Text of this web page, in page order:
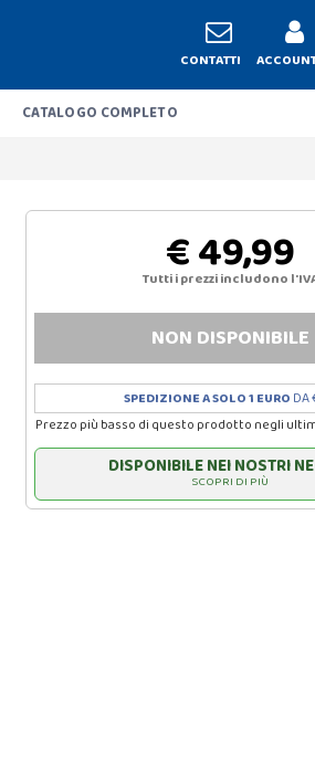
CONTATTI
CATALOGO COMPLETO
€ 49,99
Tutti i prezzi includono
NON DISPONIBILE
SPEDIZIONE A SOLO 1 EURO DA
Prezzo più basso di questo prodotto negli
DISPONIBILE NEI NOSTRI
SCOPRI DI PIÙ